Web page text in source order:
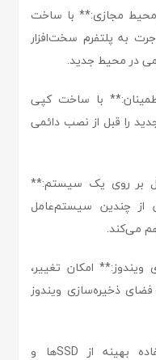
مجازی:** با ساخت
به پلتفرم سخت‌افزار
در محیط جدید.
اطمینان:** با ساخت کپی
را قبل از نصب دائمی
بر روی یک سیستم:**
از چندین سیستم‌عامل
می‌کند.
ویندوز:** امکان تغییر،
ذخیره‌سازی ویندوز
paragon drive copy امکان استفاده بهینه از SSDها و